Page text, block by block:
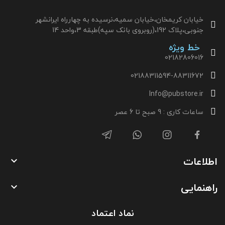
خیابان کریمخان،خیابان سمیه،نرسیده به چهارراه ایرانشهر
جنوبی،پلاک 192،(روبروی بانک سپه)طبقه 3،واحد 14
خط ویژه
02182806016
02188311594-88311672
Info@pubstore.ir
ساعات کاری : 9 صبح تا 6 عصر
اطلاعات 
راهنمایی 
نماد اعتماد